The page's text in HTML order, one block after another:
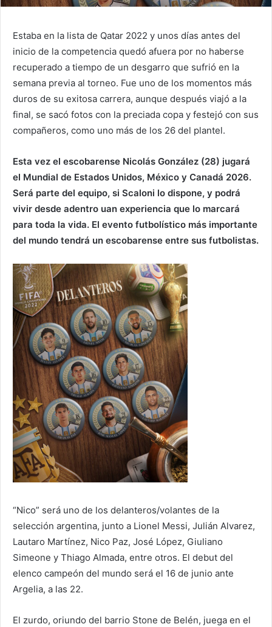
Estaba en la lista de Qatar 2022 y unos días antes del
inicio de la competencia quedó afuera por no haberse
recuperado a tiempo de un desgarro que sufrió en la
semana previa al torneo. Fue uno de los momentos más
duros de su exitosa carrera, aunque después viajó a la
final, se sacó fotos con la preciada copa y festejó con sus
compañeros, como uno más de los 26 del plantel.
Esta vez el escobarense Nicolás González (28) jugará
el Mundial de Estados Unidos, México y Canadá 2026.
Será parte del equipo, si Scaloni lo dispone, y podrá
vivir desde adentro uan experiencia que lo marcará
para toda la vida. El evento futbolístico más importante
del mundo tendrá un escobarense entre sus futbolistas.
“Nico” será uno de los delanteros/volantes de la
selección argentina, junto a Lionel Messi, Julián Alvarez,
Lautaro Martínez, Nico Paz, José López, Giuliano
Simeone y Thiago Almada, entre otros. El debut del
elenco campeón del mundo será el 16 de junio ante
Argelia, a las 22.
El zurdo, oriundo del barrio Stone de Belén, juega en el